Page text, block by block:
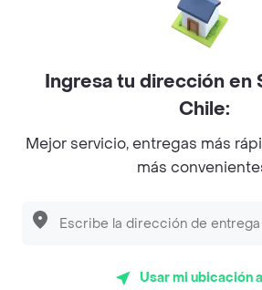
Descubre las PROMOCIONES
Pide tu comida favorita cerca de ti
Categorías
2026 Rappi Inc. All rights
Ingresa tu dirección en
Chile:
Mejor servicio, entregas más
más
Usar mi ubicación